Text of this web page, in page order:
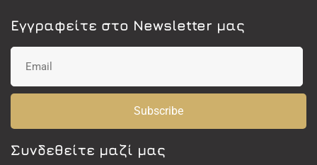
Εγγραφείτε στο Newsletter μας
Subscribe
Συνδεθείτε μαζί μας